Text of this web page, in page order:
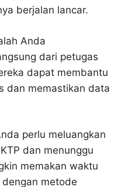
berjalan lancar.
Anda
dari petugas
dapat membantu
dan memastikan data
perlu meluangkan
dan menunggu
memakan waktu
metode